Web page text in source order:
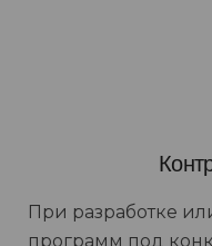
При разработке
программ под